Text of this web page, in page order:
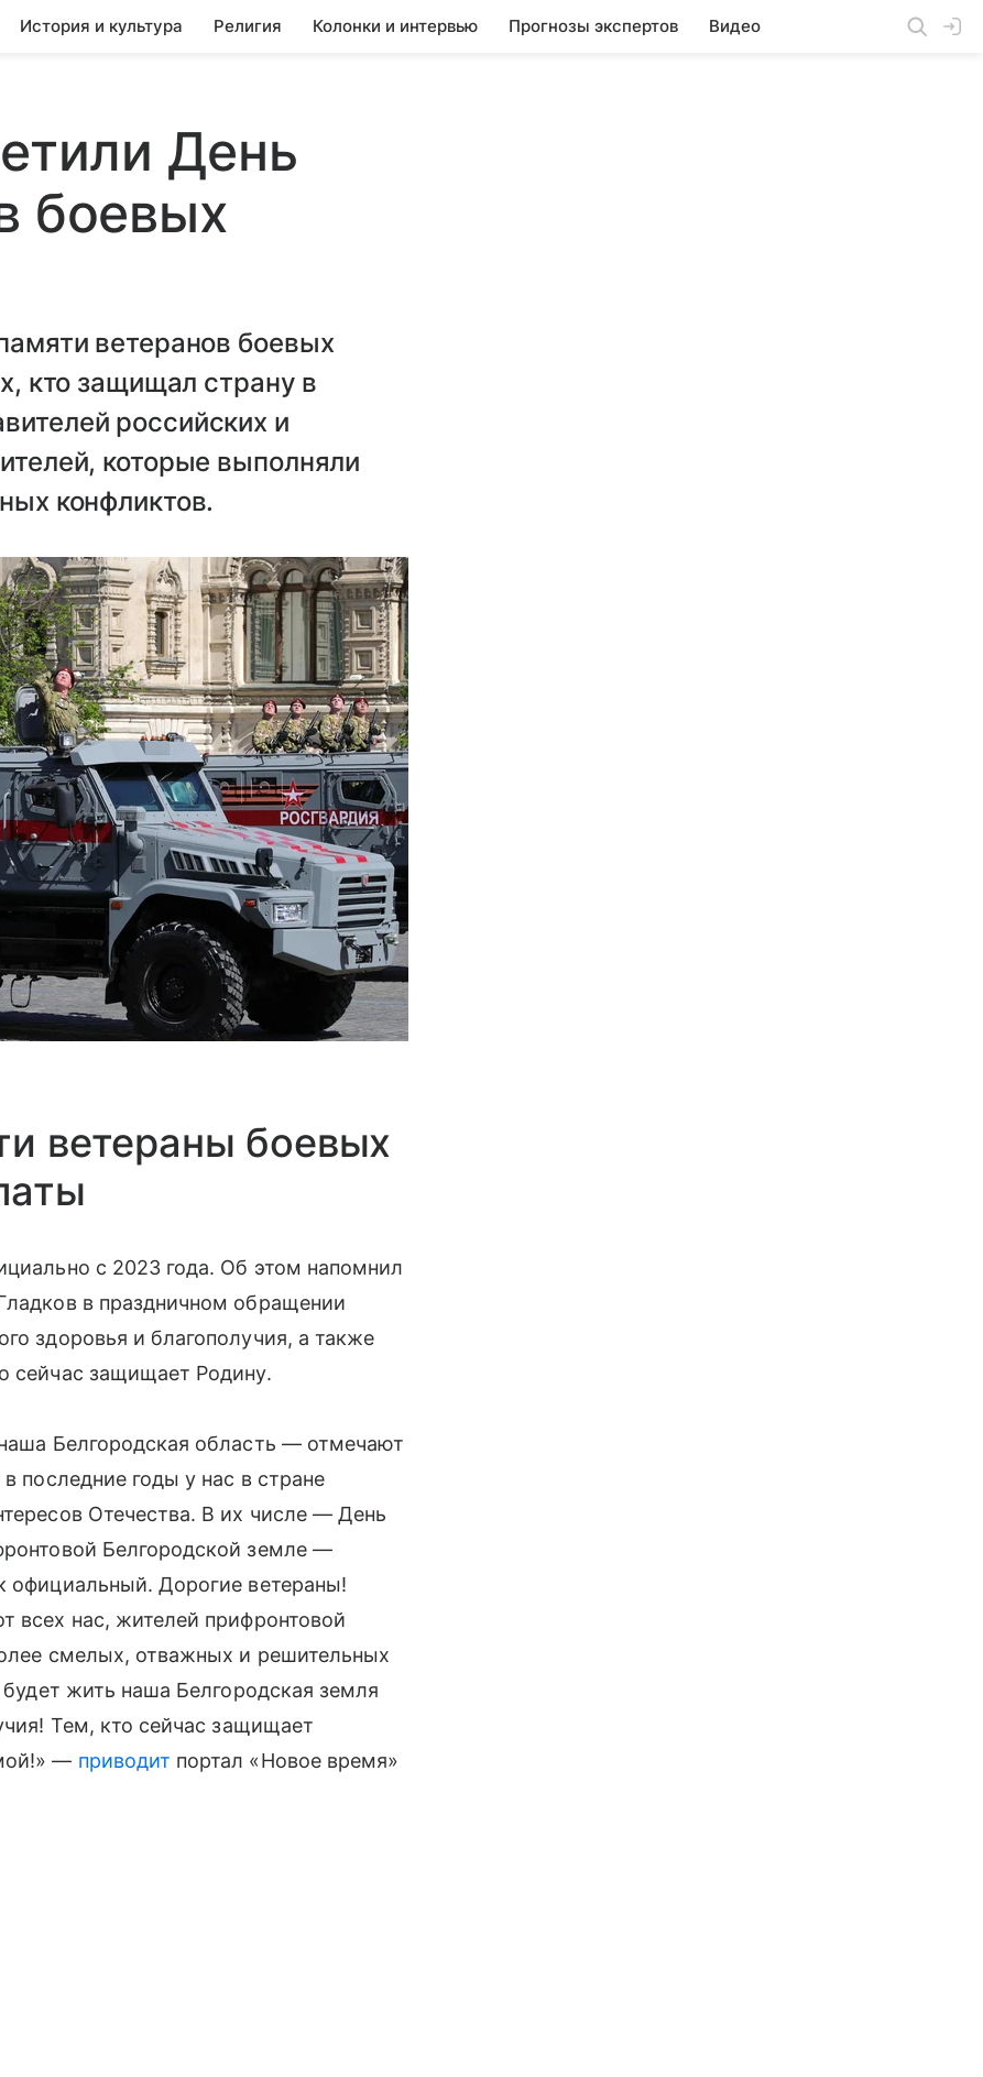
История и культура Религия Колонки и интервью Прогнозы экспертов Видео
День
боевых
ветеранов боевых
кто защищал страну в
российских и
которые выполняли
конфликтов.
ветераны боевых
с 2023 года. Об этом напомнил
в праздничном обращении
здоровья и благополучия, а также
сейчас защищает Родину.
Белгородская область — отмечают
последние годы у нас в стране
Отечества. В их числе — День
Белгородской земле —
официальный. Дорогие ветераны!
всех нас, жителей прифронтовой
смелых, отважных и решительных
жить наша Белгородская земля
Тем, кто сейчас защищает
— приводит портал «Новое время»